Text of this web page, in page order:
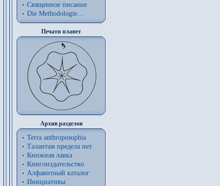
Священное писание
Die Methodologie...
Печати планет
Архив разделов
Terra anthroposophia
Талантам предела нет
Книжная лавка
Книгоиздательство
Алфавитный каталог
Инициативы